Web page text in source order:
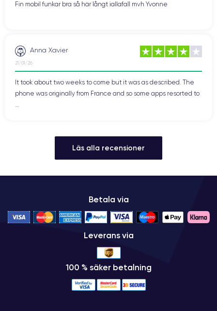
Fin mobil funkar bra så här långt iallafall mvh Yvonne
Anna Xavier
21/01/26
It took about two weeks to come but it was as described. The
phone was originally from France and so some apps resorted to
Läs alla recensioner
Betala via
Leverans via
100 % säker betalning